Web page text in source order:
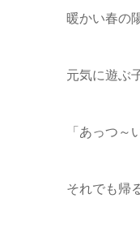
暖かい春の
元気に遊ぶ
「あっつ～
それでも帰